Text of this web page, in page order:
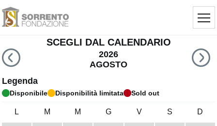
SCEGLI DAL CALENDARIO
2026
AGOSTO
Legenda
Disponibile Disponibilità limitata Sold out
L M M G V S D